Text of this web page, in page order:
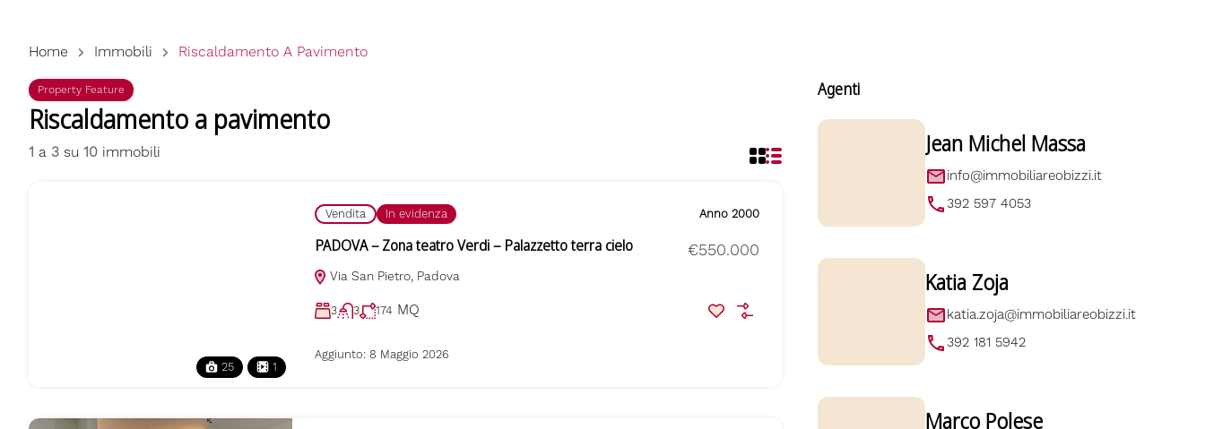
Home Immobili Riscaldamento A Pavimento
Property Feature
Riscaldamento a pavimento
1 a 3 su 10 immobili
25 1
Vendita In evidenza Anno 2000
PADOVA – Zona teatro Verdi – Palazzetto terra cielo
Via San Pietro, Padova
€550.000
3 3 174 MQ
Aggiunto: 8 Maggio 2026
Agenti
Jean Michel Massa
info@immobiliareobizzi.it
392 597 4053
Katia Zoja
katia.zoja@immobiliareobizzi.it
392 181 5942
Marco Polese